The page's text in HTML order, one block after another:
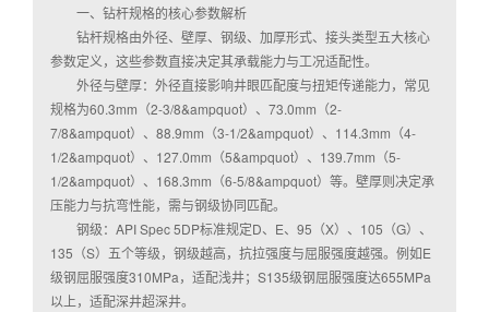
一、钻杆规格的核心参数解析
钻杆规格由外径、壁厚、钢级、加厚形式、接头类型五大核心
参数定义，这些参数直接决定其承载能力与工况适配性。
外径与壁厚：外径直接影响井眼匹配度与扭矩传递能力，常见
规格为60.3mm（2-3/8&ampquot）、73.0mm（2-
7/8&ampquot）、88.9mm（3-1/2&ampquot）、114.3mm（4-
1/2&ampquot）、127.0mm（5&ampquot）、139.7mm（5-
1/2&ampquot）、168.3mm（6-5/8&ampquot）等。壁厚则决定承
压能力与抗弯性能，需与钢级协同匹配。
钢级：API Spec 5DP标准规定D、E、95（X）、105（G）、
135（S）五个等级，钢级越高，抗拉强度与屈服强度越强。例如E
级钢屈服强度310MPa，适配浅井；S135级钢屈服强度达655MPa
以上，适配深井超深井。